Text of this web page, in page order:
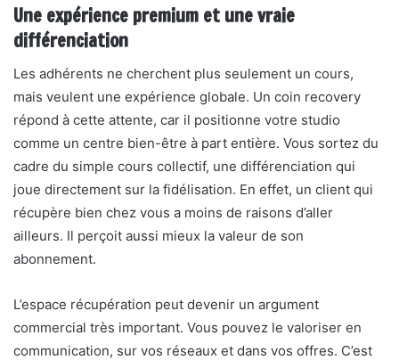
Une expérience premium et une vraie
différenciation
Les adhérents ne cherchent plus seulement un cours,
mais veulent une expérience globale. Un coin recovery
répond à cette attente, car il positionne votre studio
comme un centre bien-être à part entière. Vous sortez du
cadre du simple cours collectif, une différenciation qui
joue directement sur la fidélisation. En effet, un client qui
récupère bien chez vous a moins de raisons d’aller
ailleurs. Il perçoit aussi mieux la valeur de son
abonnement.
L’espace récupération peut devenir un argument
commercial très important. Vous pouvez le valoriser en
communication, sur vos réseaux et dans vos offres. C’est